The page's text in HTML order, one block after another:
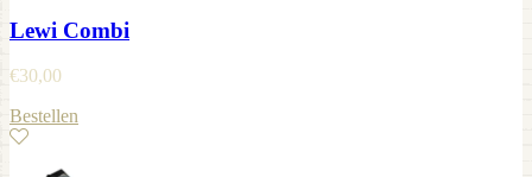
Lewi Combi
€30,00
Bestellen